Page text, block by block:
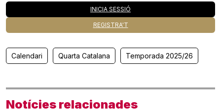
INICIA SESSIÓ
REGISTRA'T
Calendari Quarta Catalana Temporada 2025/26
Notícies relacionades